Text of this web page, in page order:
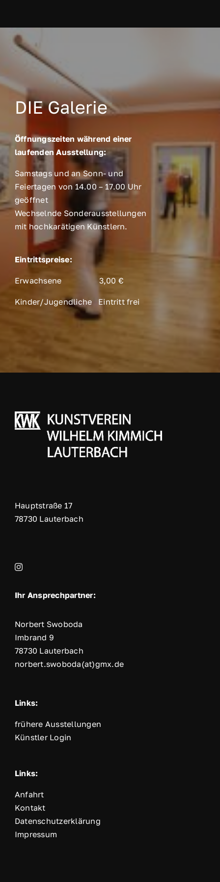
DIE Galerie
Öffnungszeiten während einer
laufenden Ausstellung:
Samstags und an Sonn- und
Feiertagen von 14.00 – 17.00 Uhr
geöffnet
Wechselnde Sonderausstellungen
mit hochkarätigen Künstlern.
Eintrittspreise:
Erwachsene 3,00 €
Kinder/Jugendliche Eintritt frei
Hauptstraße 17
78730 Lauterbach
Ihr Ansprechpartner:
Norbert Swoboda
Imbrand 9
78730 Lauterbach
norbert.swoboda(at)gmx.de
Links:
frühere Ausstellungen
Künstler Login
Links:
Anfahrt
Kontakt
Datenschutzerklärung
Impressum